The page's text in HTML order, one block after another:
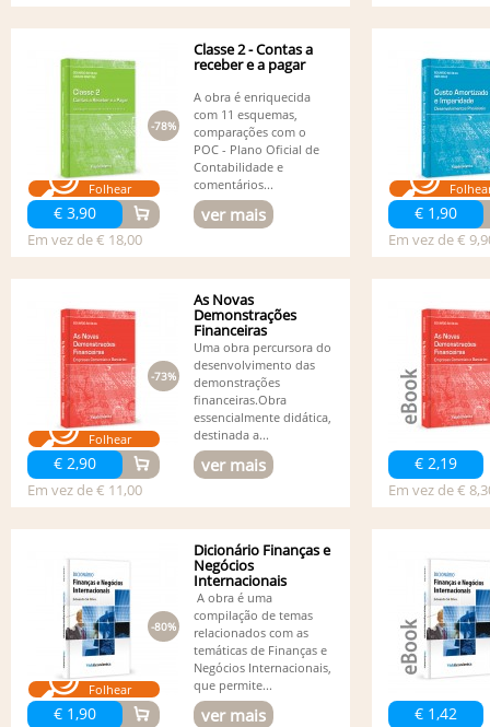
Folhear
€ 3,90
Em vez de € 18,00
-78%
Classe 2 - Contas a
receber e a pagar
A obra é enriquecida
com 11 esquemas,
comparações com o
POC - Plano Oficial de
Contabilidade e
comentários...
ver mais € 1,90
Em vez de €
Folhear
€ 2,90
Em vez de € 11,00
-73%
As Novas
Demonstrações
Financeiras
Uma obra percursora do
desenvolvimento das
demonstrações
financeiras.Obra
essencialmente didática,
destinada a...
ver mais € 2,19
Em vez de €
Folhear
€ 1,90
-80%
Dicionário Finanças e
Negócios
Internacionais
A obra é uma
compilação de temas
relacionados com as
temáticas de Finanças e
Negócios Internacionais,
que permite...
ver mais € 1,42